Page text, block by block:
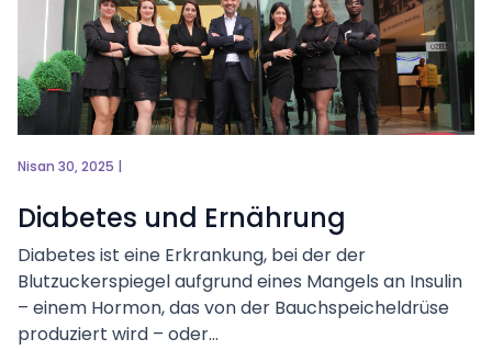
Nisan 30, 2025 |
Diabetes und Ernährung
Diabetes ist eine Erkrankung, bei der der
Blutzuckerspiegel aufgrund eines Mangels an Insulin
– einem Hormon, das von der Bauchspeicheldrüse
produziert wird – oder...